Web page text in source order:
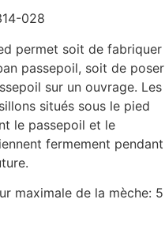
028
permet soit de fabriquer
passepoil, soit de poser
sur un ouvrage. Les
situés sous le pied
le passepoil et le
fermement pendant
maximale de la mèche: 5